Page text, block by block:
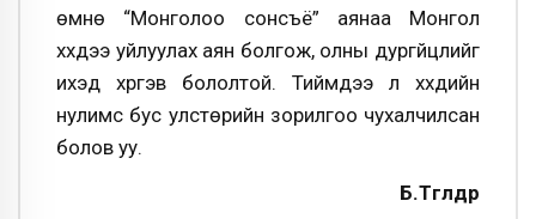
өмнө “Монголоо сонсъё” аянаа Монгол
хүүхдээ уйлуулах аян болгож, олны дургүйцлийг
ихэд хүргэв бололтой. Тиймдээ л хүүхдийн
нулимс бус улстөрийн зорилгоо чухалчилсан
болов уу.
Б.Төгөлдөр